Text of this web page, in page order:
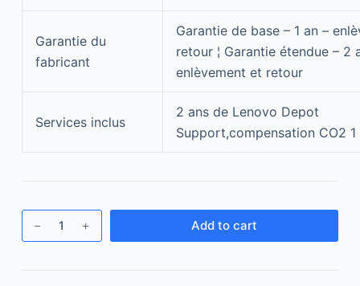
Garantie du
fabricant
Garantie de base – 1 an –
retour ¦ Garantie étendue – 2
enlèvement et retour
Services inclus
2 ans de Lenovo Depot
Support,compensation CO2 1
Add to cart